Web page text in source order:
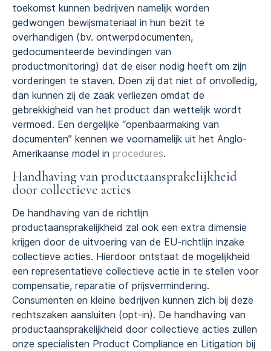
toekomst kunnen bedrijven namelijk worden
gedwongen bewijsmateriaal in hun bezit te
overhandigen (bv. ontwerpdocumenten,
gedocumenteerde bevindingen van
productmonitoring) dat de eiser nodig heeft om zijn
vorderingen te staven. Doen zij dat niet of onvolledig,
dan kunnen zij de zaak verliezen omdat de
gebrekkigheid van het product dan wettelijk wordt
vermoed. Een dergelijke “openbaarmaking van
documenten” kennen we voornamelijk uit het Anglo-
Amerikaanse model in procedures.
Handhaving van productaansprakelijkheid
door collectieve acties
De handhaving van de richtlijn
productaansprakelijkheid zal ook een extra dimensie
krijgen door de uitvoering van de EU-richtlijn inzake
collectieve acties. Hierdoor ontstaat de mogelijkheid
een representatieve collectieve actie in te stellen voor
compensatie, reparatie of prijsvermindering.
Consumenten en kleine bedrijven kunnen zich bij deze
rechtszaken aansluiten (opt-in). De handhaving van
productaansprakelijkheid door collectieve acties zullen
onze specialisten Product Compliance en Litigation bij